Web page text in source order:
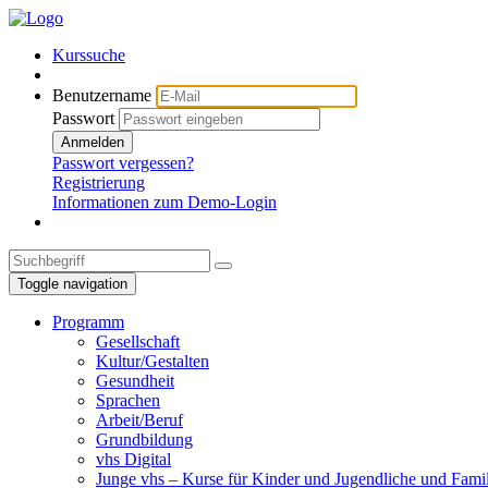
Kurssuche
Benutzername
Passwort
Anmelden
Passwort vergessen?
Registrierung
Informationen zum Demo-Login
Toggle navigation
Programm
Gesellschaft
Kultur/Gestalten
Gesundheit
Sprachen
Arbeit/Beruf
Grundbildung
vhs Digital
Junge vhs – Kurse für Kinder und Jugendliche und